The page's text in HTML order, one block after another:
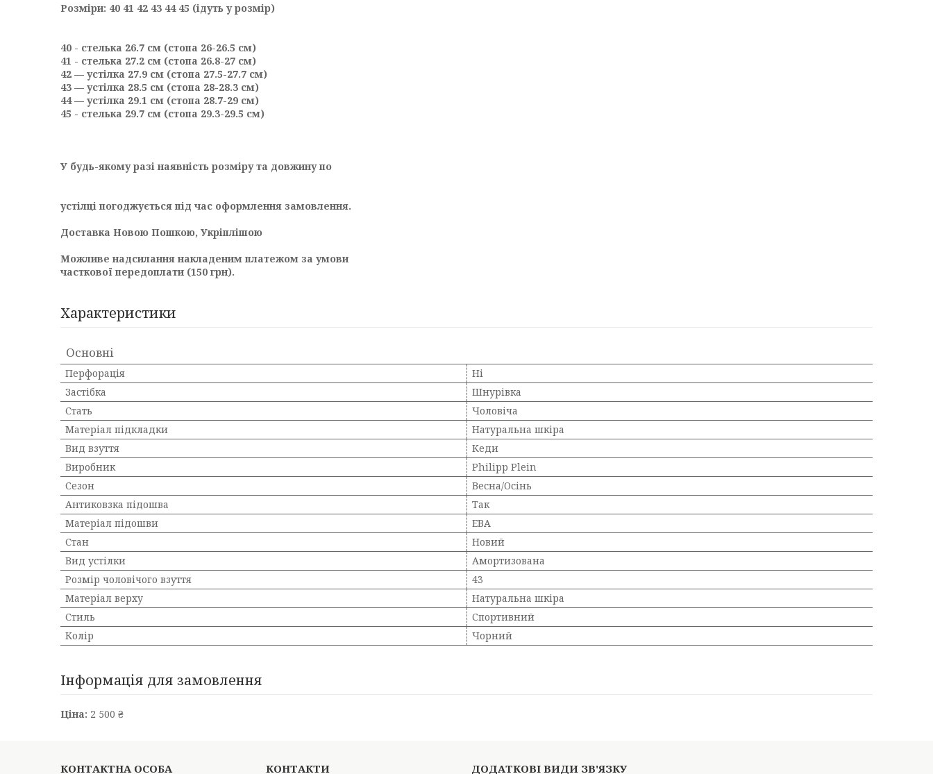
Розміри: 40 41 42 43 44 45 (ідуть у розмір)
40 - стелька 26.7 см (стопа 26-26.5 см)
41 - стелька 27.2 см (стопа 26.8-27 см)
42 — устілка 27.9 см (стопа 27.5-27.7 см)
43 — устілка 28.5 см (стопа 28-28.3 см)
44 — устілка 29.1 см (стопа 28.7-29 см)
45 - стелька 29.7 см (стопа 29.3-29.5 см)
У будь-якому разі наявність розміру та довжину по
устілці погоджується під час оформлення замовлення.
Доставка Новою Пошкою, Укріплішою
Можливе надсилання накладеним платежом за умови
часткової передоплати (150 грн).
Характеристики
Основні
Перфорація
Ні
Застібка
Шнурівка
Стать
Чоловіча
Матеріал підкладки
Натуральна шкіра
Вид взуття
Кеди
Виробник
Philipp Plein
Сезон
Весна/Осінь
Антиковзка підошва
Так
Матеріал підошви
ЕВА
Стан
Новий
Вид устілки
Амортизована
Розмір чоловічого взуття
43
Матеріал верху
Натуральна шкіра
Стиль
Спортивний
Колір
Чорний
Інформація для замовлення
Ціна: 2 500 ₴